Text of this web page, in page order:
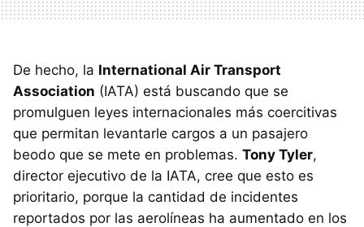
De hecho, la International Air Transport
Association (IATA) está buscando que se
promulguen leyes internacionales más coercitivas
que permitan levantarle cargos a un pasajero
beodo que se mete en problemas. Tony Tyler,
director ejecutivo de la IATA, cree que esto es
prioritario, porque la cantidad de incidentes
reportados por las aerolíneas ha aumentado en los